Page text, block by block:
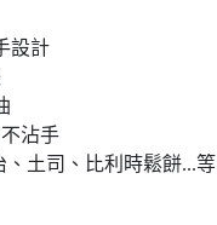
設計
沾手
土司、比利時鬆餅...